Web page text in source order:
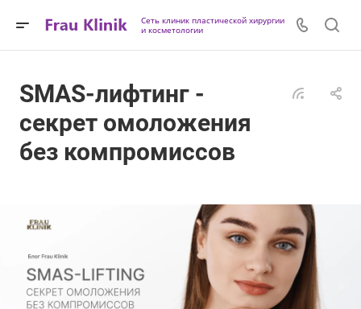
Сеть клиник пластической хирургии
и косметологии
SMAS-лифтинг -
секрет омоложения
без компромиссов